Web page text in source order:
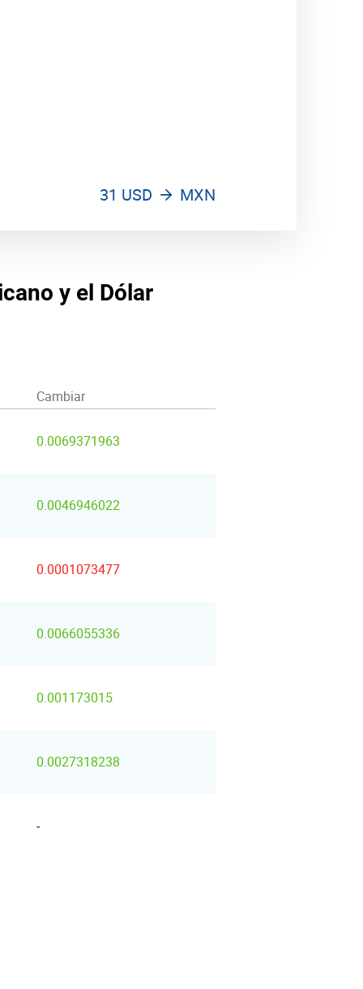
31 USD MXN
y el Dólar
Cambiar
0.0069371963
0.0046946022
0.0001073477
0.0066055336
0.001173015
0.0027318238
-